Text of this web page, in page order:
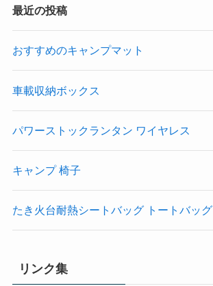
最近の投稿
おすすめのキャンプマット
車載収納ボックス
パワーストックランタン ワイヤレス
キャンプ 椅子
たき火台耐熱シートバッグ トートバッグ
リンク集